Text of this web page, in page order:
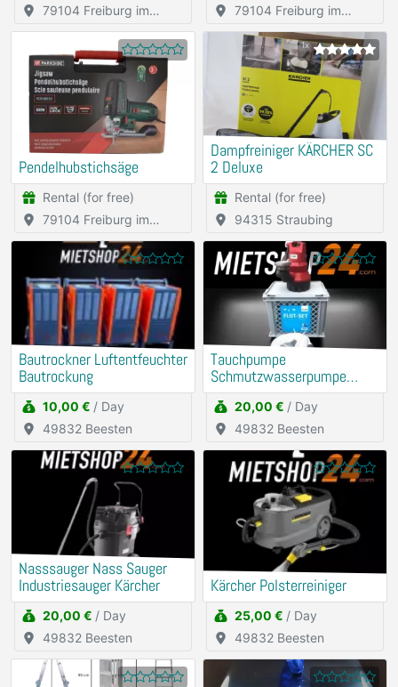
Breisgau
Breisgau
Pendelhubstichsäge
Rental (for free)
Breisgau
1x
Dampfreiniger KÄRCHER SC
2 Deluxe
Rental (for free)
94315 Straubing
Bautrockner Luftentfeuchter
Bautrockung
10,00 € / Day
49832 Beesten
Tauchpumpe
Schmutzwasserpumpe
Flutbox
20,00 € / Day
49832 Beesten
Nasssauger Nass Sauger
Industriesauger Kärcher
20,00 € / Day
49832 Beesten
Kärcher Polsterreiniger
25,00 € / Day
49832 Beesten